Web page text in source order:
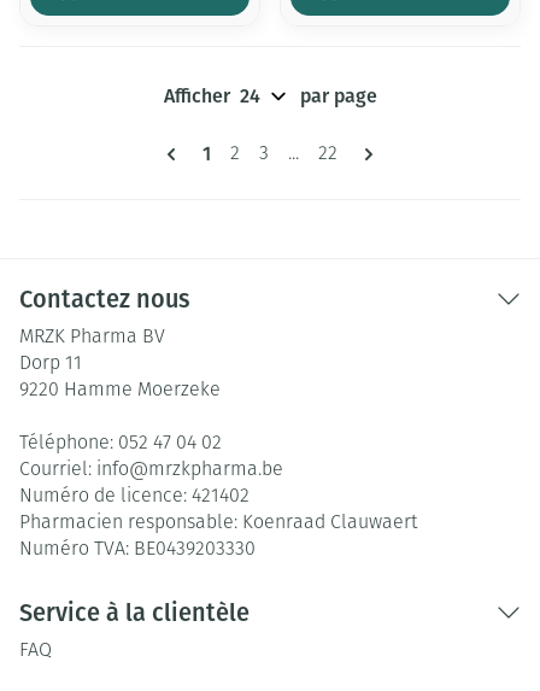
Pages
Vous lisez actuellement la page
1 Page
2 Page
3 ... Page
22
Afficher par page
Contactez nous
MRZK Pharma BV
Dorp 11
9220 Hamme Moerzeke
Téléphone: 052 47 04 02
Courriel: info@mrzkpharma.be
Numéro de licence: 421402
Pharmacien responsable: Koenraad Clauwaert
Numéro TVA: BE0439203330
Service à la clientèle
FAQ